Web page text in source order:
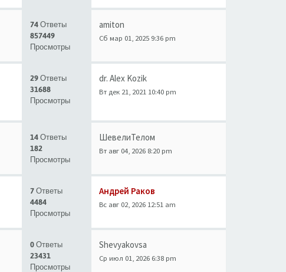
74 Ответы
857449
Просмотры
amiton
Сб мар 01, 2025 9:36 pm
29 Ответы
31688
Просмотры
dr. Alex Kozik
Вт дек 21, 2021 10:40 pm
14 Ответы
182
Просмотры
ШевелиТелом
Вт авг 04, 2026 8:20 pm
7 Ответы
4484
Просмотры
Андрей Раков
Вс авг 02, 2026 12:51 am
0 Ответы
23431
Просмотры
Shevyakovsa
Ср июл 01, 2026 6:38 pm